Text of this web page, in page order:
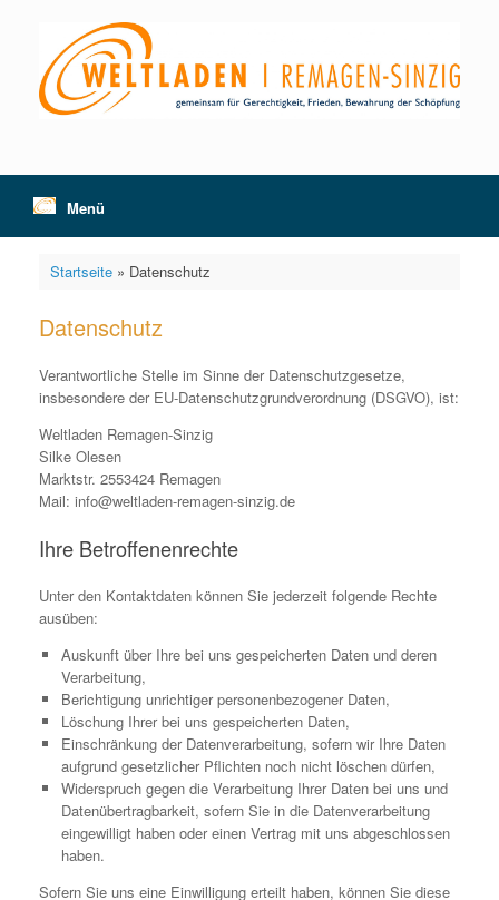
Menü
Startseite» Datenschutz
Datenschutz
Verantwortliche Stelle im Sinne der Datenschutzgesetze,
insbesondere der EU-Datenschutzgrundverordnung (DSGVO), ist:
Weltladen Remagen-Sinzig
Silke Olesen
Marktstr. 2553424 Remagen
Mail: info@weltladen-remagen-sinzig.de
Ihre Betroffenenrechte
Unter den Kontaktdaten können Sie jederzeit folgende Rechte
ausüben:
Auskunft über Ihre bei uns gespeicherten Daten und deren
Verarbeitung,
Berichtigung unrichtiger personenbezogener Daten,
Löschung Ihrer bei uns gespeicherten Daten,
Einschränkung der Datenverarbeitung, sofern wir Ihre Daten
aufgrund gesetzlicher Pflichten noch nicht löschen dürfen,
Widerspruch gegen die Verarbeitung Ihrer Daten bei uns und
Datenübertragbarkeit, sofern Sie in die Datenverarbeitung
eingewilligt haben oder einen Vertrag mit uns abgeschlossen
haben.
Sofern Sie uns eine Einwilligung erteilt haben, können Sie diese